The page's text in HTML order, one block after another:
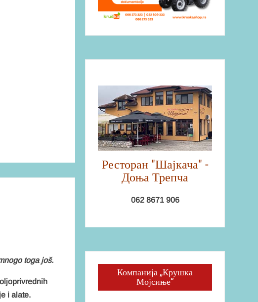
toga još.
i alate.
Ресторан "Шајкача" -
Доња Трепча
062 8671 906
Компанија „Крушка
Мојсиње“